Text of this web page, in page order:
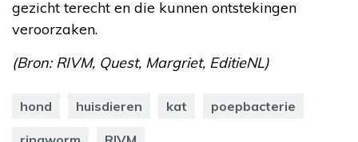
gezicht terecht en die kunnen ontstekingen
veroorzaken.
(Bron: RIVM, Quest, Margriet, EditieNL)
hond huisdieren kat poepbacterie